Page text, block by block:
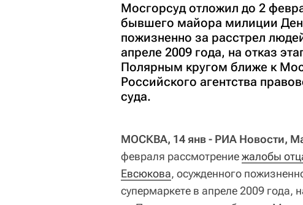
Мосгорсуд отложил до 2
бывшего майора милиции
пожизненно за расстрел
апреле 2009 года, на отказ
Полярным кругом ближе к
Российского агентства
суда.
МОСКВА, 14 янв - РИА Новости,
февраля рассмотрениежалобы
Евсюкова, осужденного
супермаркете в апреле 2009 года,